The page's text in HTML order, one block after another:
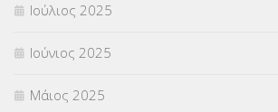
Ιούλιος 2025
Ιούνιος 2025
Μάιος 2025